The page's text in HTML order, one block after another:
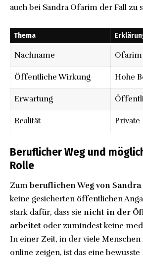
auch bei Sandra Ofarim der Fall zu
Thema
Nachname Ofarim
Öffentliche Wirkung Hohe
Erwartung
Realität Private
Beruflicher Weg und
Rolle
Zumberuflichen Weg von
keine gesicherten öffentlichen
stark dafür, dass sie nicht in der
arbeitet oder zumindest keine
In einer Zeit, in der viele
online zeigen, ist das eine bewusste